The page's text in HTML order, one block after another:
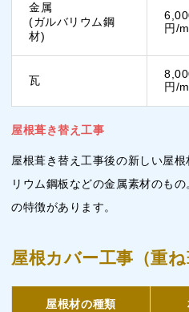
金属
(ガルバリウム鋼
材)
円/m
瓦
円/m
屋根葺き替え工事
屋根葺き替え工事後の新しい屋
リウム鋼板などの金属素材のも
の特徴があります。
屋根カバー工事（重
屋根材の種類